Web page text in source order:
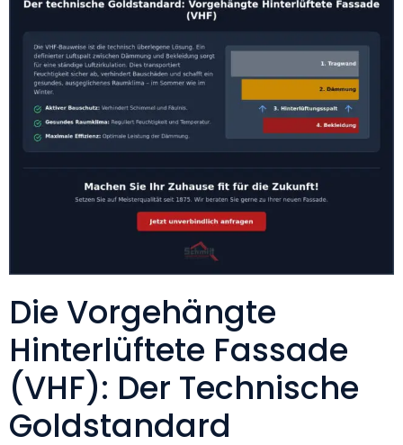
Die Vorgehängte
Hinterlüftete Fassade
(VHF): Der Technische
Goldstandard